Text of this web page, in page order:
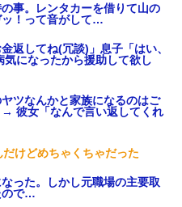
ツなんかと家族になるのはご
彼女「なんで言い返してくれ
「白粉の匂い」が鼻につくも
日、友人奥「素敵なアンティ
とはありますか」バカ夫
裁判官「どうぞ」
事。レンタカーを借りて山の
ッ！って音がして…
返してね(冗談)」息子「はい、
になったから援助して欲し
ツなんかと家族になるのはご
彼女「なんで言い返してくれ
けどめちゃくちゃだった
った。しかし元職場の主要取
ので…